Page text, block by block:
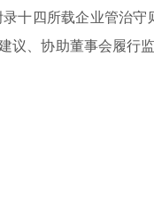
十四所载企业管治
、协助董事会履行